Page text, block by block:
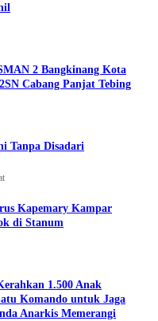
2 Bangkinang Kota
Cabang Panjat Tebing
Tanpa Disadari
Kapemary Kampar
di Stanum
1.500 Anak
Komando untuk Jaga
Anarkis Memerangi